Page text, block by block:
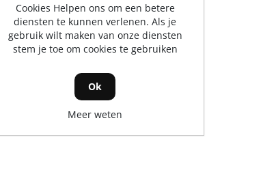
Cookies Helpen ons om een betere
diensten te kunnen verlenen. Als je
gebruik wilt maken van onze diensten
stem je toe om cookies te gebruiken
Ok
Meer weten